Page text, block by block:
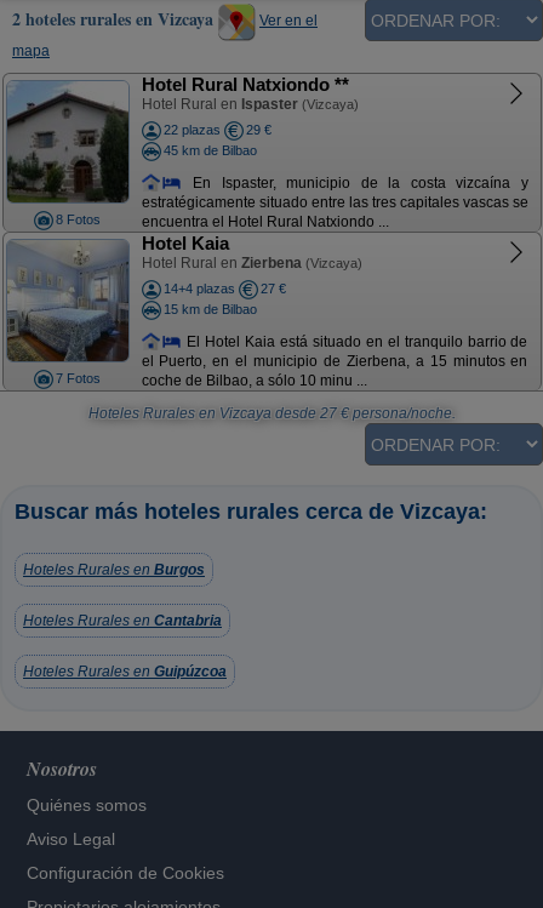
2 hoteles rurales en Vizcaya
Ver en el
mapa
8 Fotos
Hotel Rural Natxiondo **
Hotel Rural en Ispaster (Vizcaya)
22 plazas
29 €
45 km de Bilbao
En Ispaster, municipio de la costa vizcaína y
estratégicamente situado entre las tres capitales vascas se
encuentra el Hotel Rural Natxiondo ...
7 Fotos
Hotel Kaia
Hotel Rural en Zierbena (Vizcaya)
14+4 plazas
27 €
15 km de Bilbao
El Hotel Kaia está situado en el tranquilo barrio de
el Puerto, en el municipio de Zierbena, a 15 minutos en
coche de Bilbao, a sólo 10 minu ...
Hoteles Rurales en Vizcaya desde 27€ persona/noche.
Buscar más hoteles rurales cerca de Vizcaya:
Hoteles Rurales en Burgos
Hoteles Rurales en Cantabria
Hoteles Rurales en Guipúzcoa
Nosotros
Quiénes somos
Aviso Legal
Configuración de Cookies